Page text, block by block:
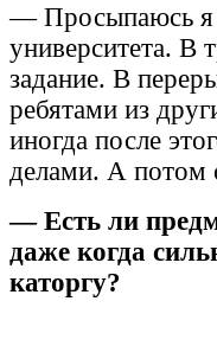
— Просыпаюсь я
университета. В
задание. В
ребятами из
иногда после
делами. А потом
— Есть ли
даже когда
каторгу?